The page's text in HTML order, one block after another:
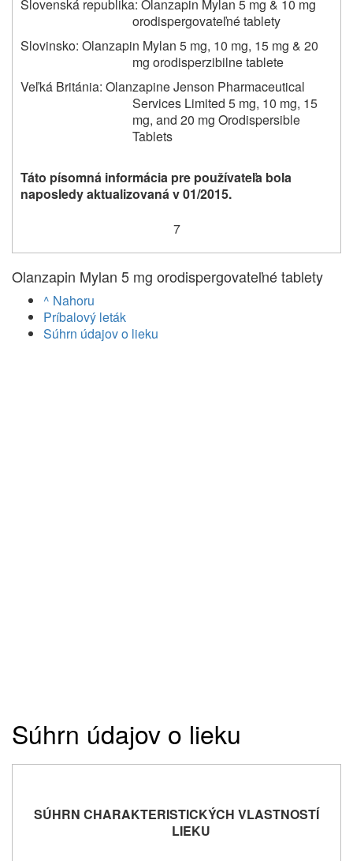
Slovenská republika: Olanzapin Mylan 5 mg & 10 mg
orodispergovateľné tablety
Slovinsko: Olanzapin Mylan 5 mg, 10 mg, 15 mg & 20
mg orodisperzibilne tablete
Veľká Británia: Olanzapine Jenson Pharmaceutical
Services Limited 5 mg, 10 mg, 15
mg, and 20 mg Orodispersible
Tablets
Táto písomná informácia pre používateľa bola
naposledy aktualizovaná v 01/2015.
7
Olanzapin Mylan 5 mg orodispergovateľné tablety
^ Nahoru
Príbalový leták
Súhrn údajov o lieku
Súhrn údajov o lieku
SÚHRN CHARAKTERISTICKÝCH VLASTNOSTÍ
LIEKU